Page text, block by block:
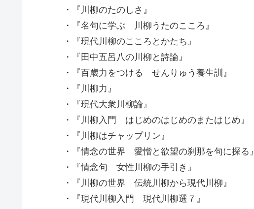
・『川柳のたのしさ』
・『名句に学ぶ 川柳うたのこころ』
・『現代川柳のこころとかたち』
・『田中五呂八の川柳と詩論』
・『百歳力をつける せんりゅう養生訓』
・『川柳力』
・『現代大衆川柳論』
・『川柳入門 はじめのはじめのまたはじめ』
・『川柳はチャップリン』
・『情念の世界 愛憎と欲望の刹那を句に探る』
・『情念句 女性川柳の手引き』
・『川柳の世界 伝統川柳から現代川柳』
・『現代川柳入門 現代川柳選７』